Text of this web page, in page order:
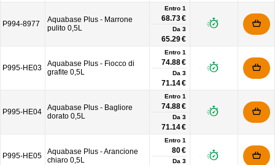
P994-8977
Aquabase Plus - Marrone
pulito 0,5L
Entro 1
68.73 €
Da 3
65.29 €
P995-HE03
Aquabase Plus - Fiocco di
grafite 0,5L
Entro 1
74.88 €
Da 3
71.14 €
P995-HE04
Aquabase Plus - Bagliore
dorato 0,5L
Entro 1
74.88 €
Da 3
71.14 €
P995-HE05
Aquabase Plus - Arancione
chiaro 0,5L
Entro 1
80 €
Da 3